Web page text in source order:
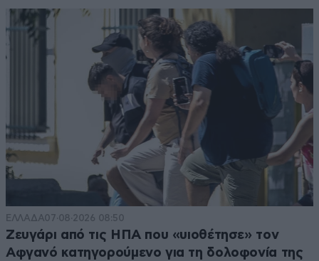
ΕΛΛΑΔΑ07·08·2026 08:50
Ζευγάρι από τις ΗΠΑ που «υιοθέτησε» τον
Αφγανό κατηγορούμενο για τη δολοφονία της